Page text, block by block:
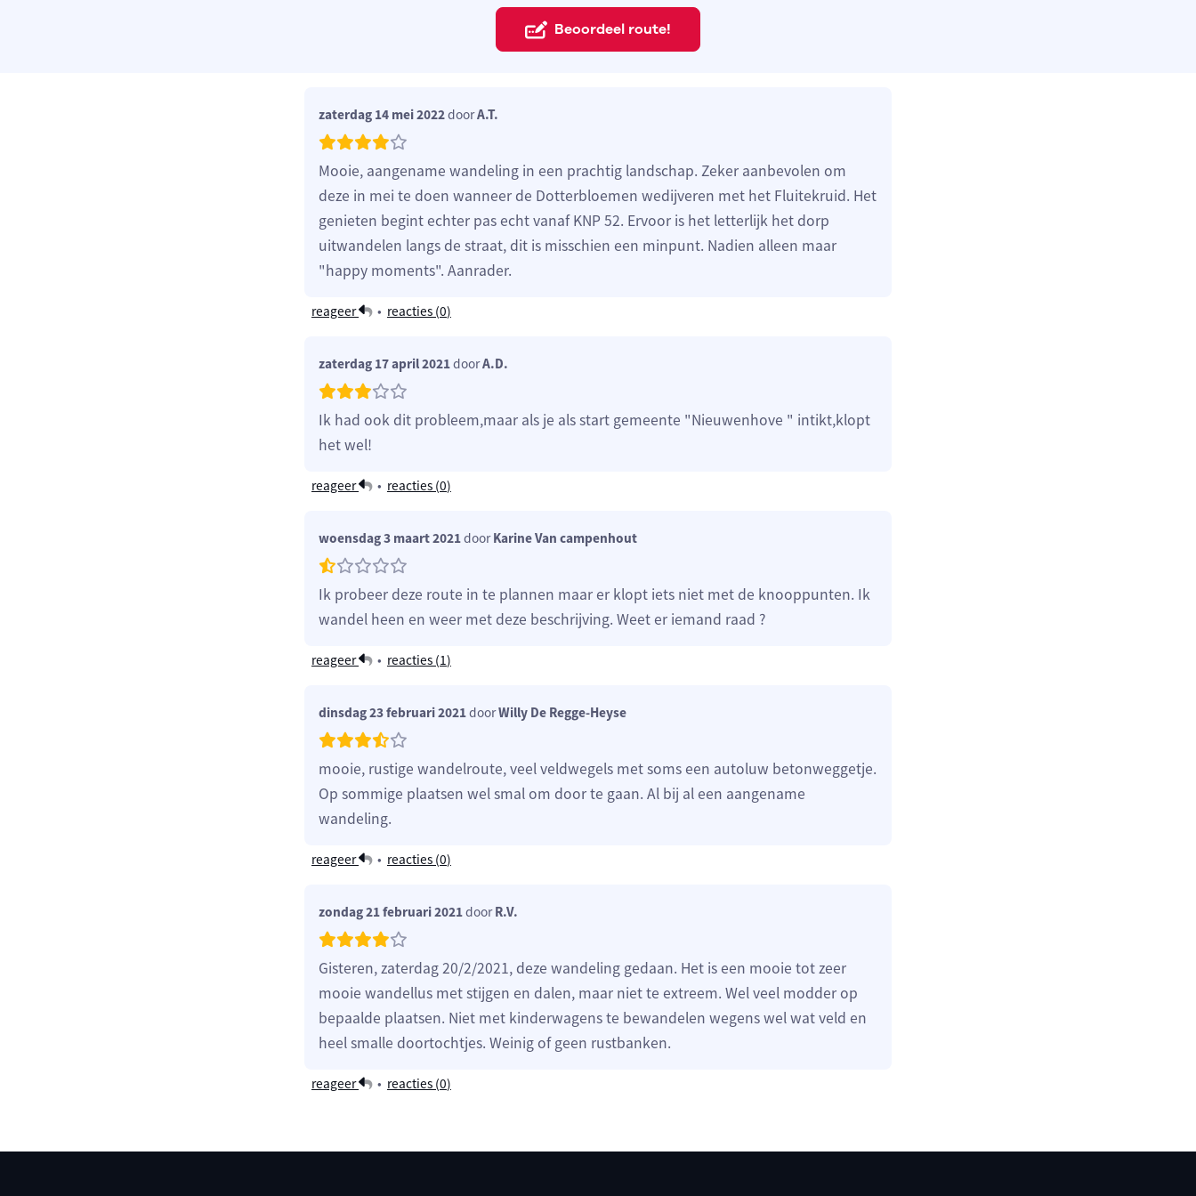
Beoordeel route!
zaterdag 14 mei 2022doorA.T.
Mooie, aangename wandeling in een prachtig landschap. Zeker aanbevolen om
deze in mei te doen wanneer de Dotterbloemen wedijveren met het Fluitekruid. Het
genieten begint echter pas echt vanaf KNP 52. Ervoor is het letterlijk het dorp
uitwandelen langs de straat, dit is misschien een minpunt. Nadien alleen maar
"happy moments". Aanrader.
reageer • reacties (0)
zaterdag 17 april 2021doorA.D.
Ik had ook dit probleem,maar als je als start gemeente "Nieuwenhove " intikt,klopt
het wel!
reageer • reacties (0)
woensdag 3 maart 2021doorKarine Van campenhout
Ik probeer deze route in te plannen maar er klopt iets niet met de knooppunten. Ik
wandel heen en weer met deze beschrijving. Weet er iemand raad ?
reageer • reacties (1)
dinsdag 23 februari 2021doorWilly De Regge-Heyse
mooie, rustige wandelroute, veel veldwegels met soms een autoluw betonweggetje.
Op sommige plaatsen wel smal om door te gaan. Al bij al een aangename
wandeling.
reageer • reacties (0)
zondag 21 februari 2021doorR.V.
Gisteren, zaterdag 20/2/2021, deze wandeling gedaan. Het is een mooie tot zeer
mooie wandellus met stijgen en dalen, maar niet te extreem. Wel veel modder op
bepaalde plaatsen. Niet met kinderwagens te bewandelen wegens wel wat veld en
heel smalle doortochtjes. Weinig of geen rustbanken.
reageer • reacties (0)